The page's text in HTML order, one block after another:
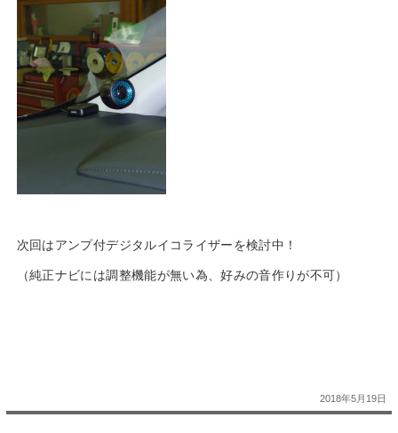
次回はアンプ付デジタルイコライザーを検討中！
（純正ナビには調整機能が無い為、好みの音作りが不可）
2018年5月19日